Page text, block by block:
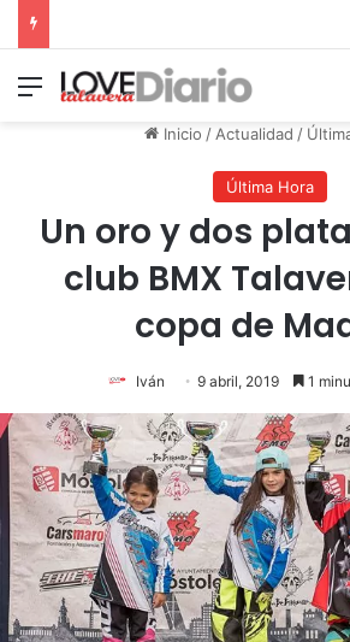
Menú
Inicio /Actualidad /
Última Hora
Un oro y dos
club BMX
copa de
Iván 9 abril, 2019 1